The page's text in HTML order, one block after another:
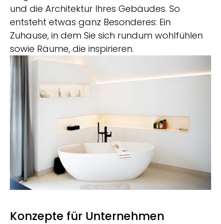
und die Architektur Ihres Gebäudes. So
entsteht etwas ganz Besonderes: Ein
Zuhause, in dem Sie sich rundum wohlfühlen
sowie Räume, die inspirieren.
Konzepte für Unternehmen